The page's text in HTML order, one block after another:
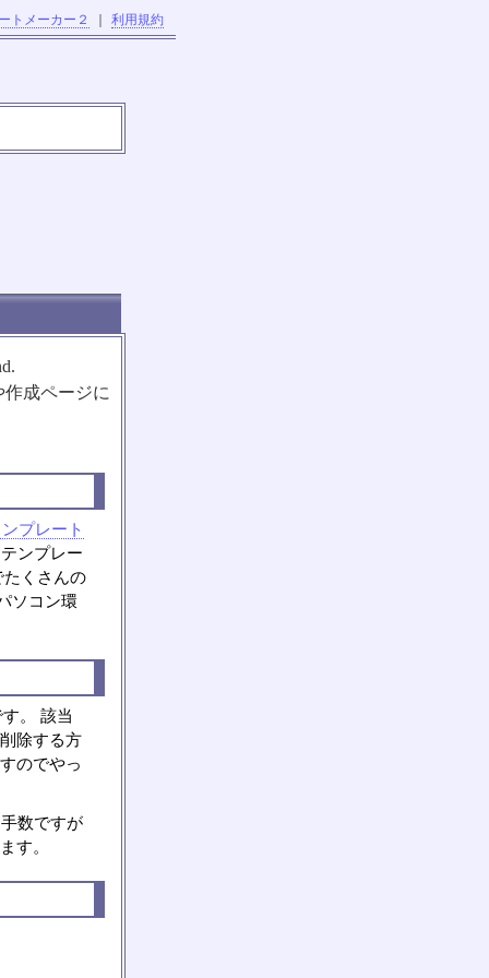
トメーカー２ 利用規約
成ページに
プレート
ンプレー
くさんの
ソコン環
。 該当
除する方
のでやっ
数ですが
す。